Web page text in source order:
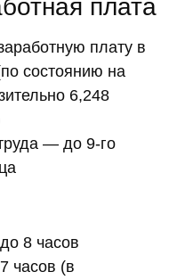
плата
плату в
состоянию на
6,248
— до 9-го
8 часов
часов (в